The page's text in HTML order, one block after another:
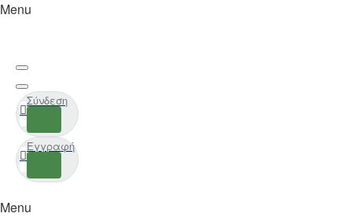
Menu
Σύνδεση
Εγγραφή
Menu